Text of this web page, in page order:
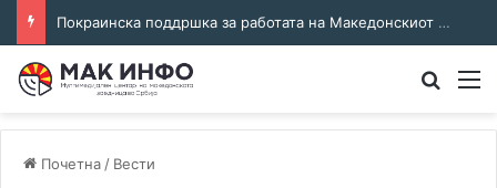
Соработка за јазикот и идентитетот: работна средба во Општина Пландиште
Почетна / Вести